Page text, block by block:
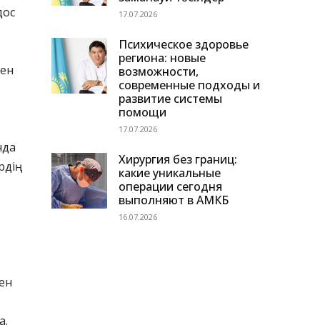
17.07.2026
Психическое здоровье
региона: новые
возможности,
современные подходы и
развитие системы
помощи
17.07.2026
Хирургия без границ:
какие уникальные
операции сегодня
выполняют в АМКБ
16.07.2026